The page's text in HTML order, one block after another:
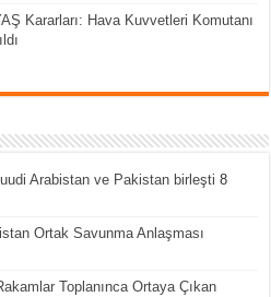
Kararları: Hava Kuvvetleri Komutanı
Arabistan ve Pakistan birleşti 8
Ortak Savunma Anlaşması
Toplanınca Ortaya Çıkan